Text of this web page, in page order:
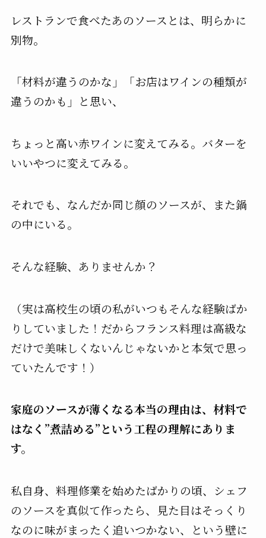
レストランで食べたあのソースとは、明らかに
別物。
「材料が違うのかな」「お店はワインの種類が
違うのかも」と思い、
ちょっと高い赤ワインに変えてみる。バターを
いいやつに変えてみる。
それでも、なんだか同じ顔のソースが、また鍋
の中にいる。
そんな経験、ありませんか？
（実は高校生の頃の私がいつもそんな経験ばか
りしていました！だからフランス料理は高級な
だけで美味しくないんじゃないかと本気で思っ
ていたんです！）
家庭のソースが薄くなる本当の理由は、材料で
はなく”煮詰める”という工程の理解にありま
す。
私自身、料理修業を始めたばかりの頃、シェフ
のソースを真似て作ったら、見た目はそっくり
なのに味がまったく追いつかない、という壁に